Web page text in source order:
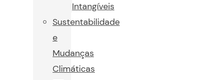
Intangíveis
Sustentabilidade
e
Mudanças
Climáticas